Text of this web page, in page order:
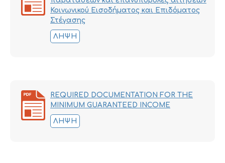
Κοινωνικού Εισοδήματος και Επιδόματος
Στέγασης
ΛΉΨΗ
REQUIRED DOCUMENTATION FOR THE
MINIMUM GUARANTEED INCOME
ΛΉΨΗ